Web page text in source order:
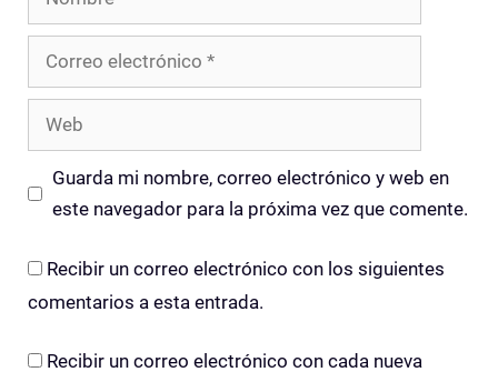
Correo
electrónico
Web
Guarda mi nombre, correo electrónico y web en
este navegador para la próxima vez que comente.
Recibir un correo electrónico con los siguientes
comentarios a esta entrada.
Recibir un correo electrónico con cada nueva